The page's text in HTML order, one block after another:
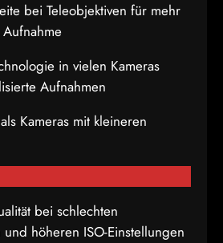
bei Teleobjektiven für mehr
in vielen Kameras
Aufnahmen
Kameras mit kleineren
bei schlechten
höheren ISO-Einstellungen